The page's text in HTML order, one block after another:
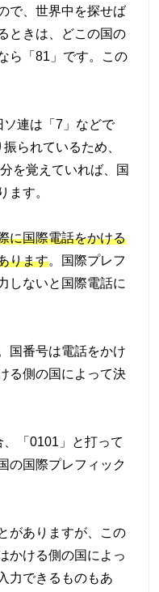
で、世界中を探せば
ときは、どこの国の
ら「81」です。この
連は「7」などで
られているため、
を覚えていれば、国
ます。
に国際電話をかける
ります。国際プレフ
しないと国際電話に
国番号は電話をかけ
る側の国によって決
「0101」と打って
の国際プレフィック
がありますが、この
かける側の国によっ
力できるものもあ